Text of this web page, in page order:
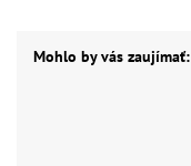
Mohlo by vás zaujímať: